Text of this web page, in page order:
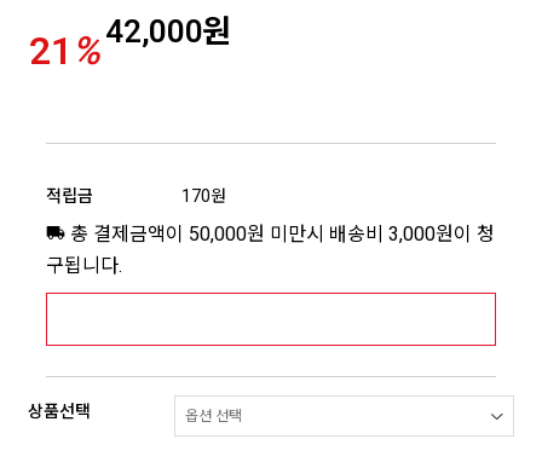
21 %42,000원
적립금 170원
총 결제금액이 50,000원 미만시 배송비 3,000원이 청
구됩니다.
상품선택